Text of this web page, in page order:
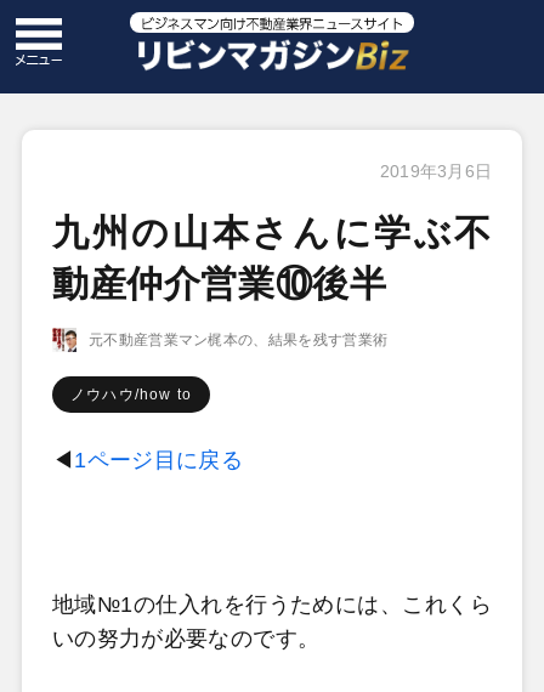
2019年3月6日
九州の山本さんに学ぶ不
動産仲介営業⑩後半
元不動産営業マン梶本の、結果を残す営業術
ノウハウ/how to
◀ 1ページ目に戻る
地域№1の仕入れを行うためには、これくら
いの努力が必要なのです。